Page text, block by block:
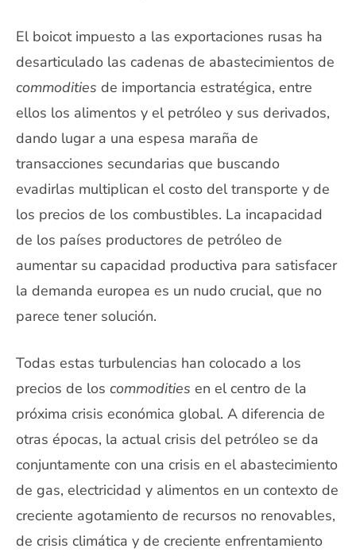
El boicot impuesto a las exportaciones rusas ha
desarticulado las cadenas de abastecimientos de
commodities de importancia estratégica, entre
ellos los alimentos y el petróleo y sus derivados,
dando lugar a una espesa maraña de
transacciones secundarias que buscando
evadirlas multiplican el costo del transporte y de
los precios de los combustibles. La incapacidad
de los países productores de petróleo de
aumentar su capacidad productiva para satisfacer
la demanda europea es un nudo crucial, que no
parece tener solución.
Todas estas turbulencias han colocado a los
precios de los commodities en el centro de la
próxima crisis económica global. A diferencia de
otras épocas, la actual crisis del petróleo se da
conjuntamente con una crisis en el abastecimiento
de gas, electricidad y alimentos en un contexto de
creciente agotamiento de recursos no renovables,
de crisis climática y de creciente enfrentamiento